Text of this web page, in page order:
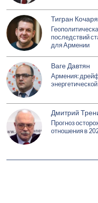
Тигран
последствий
для Армении
Ваге Давтян
Армения:
Дмитрий
Прогноз
отношения в